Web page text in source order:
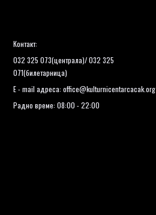
Контакт:
032 325 073(централа)/ 032 325
071(билетарница)
E - mail адреса: office@kulturnicentarcacak.org
Радно време: 08:00 - 22:00